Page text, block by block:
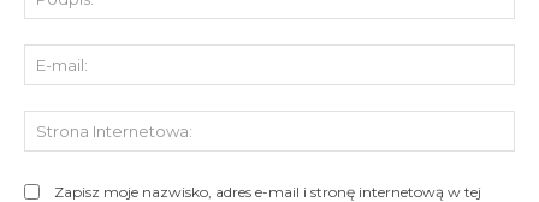
Zapisz moje nazwisko, adres e-mail i stronę internetową w tej